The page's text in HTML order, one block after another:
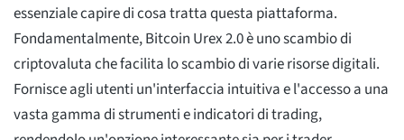
essenziale capire di cosa tratta questa piattaforma.
Fondamentalmente, Bitcoin Urex 2.0 è uno scambio di
criptovaluta che facilita lo scambio di varie risorse digitali.
Fornisce agli utenti un'interfaccia intuitiva e l'accesso a una
vasta gamma di strumenti e indicatori di trading,